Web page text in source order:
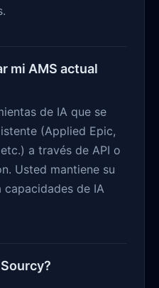
mi AMS actual
de IA que se
(Applied Epic,
a través de API o
Usted mantiene su
capacidades de IA